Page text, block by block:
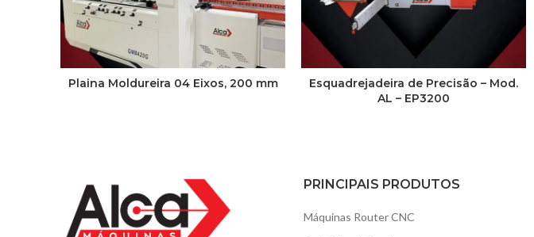
Plaina Moldureira 04 Eixos, 200 mm
Esquadrejadeira de Precisão – Mod.
AL – EP3200
PRINCIPAIS PRODUTOS
Máquinas Router CNC